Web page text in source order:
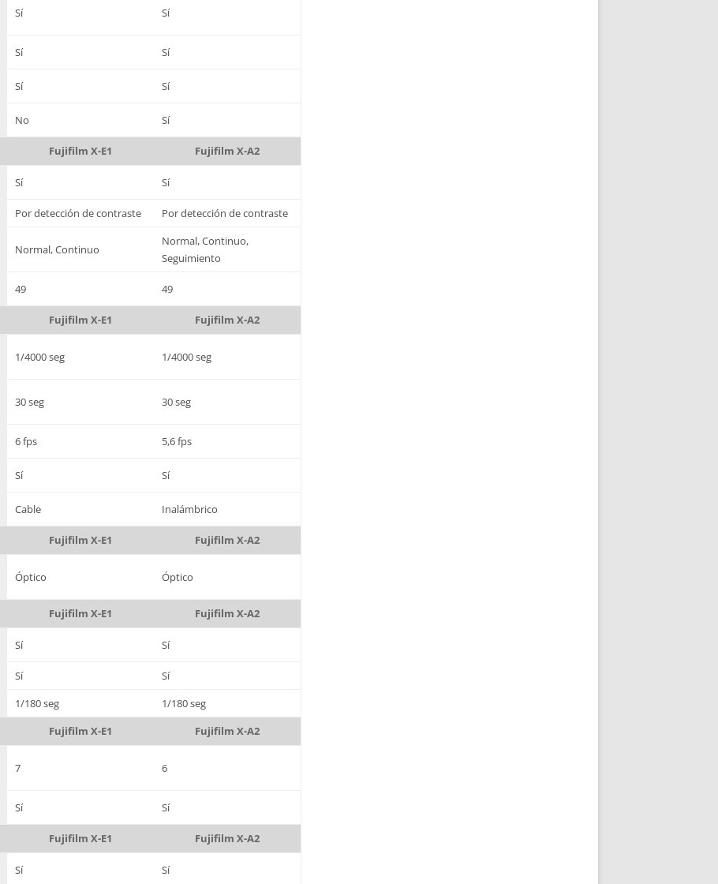
Sí Sí
Sí Sí
Sí Sí
No Sí
Fujifilm X-E1 Fujifilm X-A2
Sí Sí
Por detección de contraste Por detección de contraste
Normal, Continuo
Normal, Continuo,
Seguimiento
49 49
Fujifilm X-E1
Fujifilm X-A2
1/4000 seg 1/4000 seg
30 seg 30 seg
6 fps 5,6 fps
Sí Sí
Cable Inalámbrico
Fujifilm X-E1 Fujifilm X-A2
Óptico Óptico
Fujifilm X-E1 Fujifilm X-A2
Sí Sí
Sí
Sí
1/180 seg
1/180 seg
Fujifilm X-E1 Fujifilm X-A2
7 6
Sí Sí
Fujifilm X-E1 Fujifilm X-A2
Sí Sí